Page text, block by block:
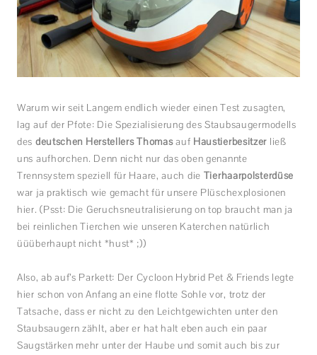
Warum wir seit Langem endlich wieder einen Test zusagten,
lag auf der Pfote: Die Spezialisierung des Staubsaugermodells
des deutschen Herstellers Thomasauf Haustierbesitzer ließ
uns aufhorchen. Denn nicht nur das oben genannte
Trennsystem speziell für Haare, auch die Tierhaarpolsterdüse
war ja praktisch wie gemacht für unsere Plüschexplosionen
hier. (Psst: Die Geruchsneutralisierung on top braucht man ja
bei reinlichen Tierchen wie unseren Katerchen natürlich
üüüberhaupt nicht *hust* ;))
Also, ab auf’s Parkett: Der Cycloon Hybrid Pet & Friends legte
hier schon von Anfang an eine flotte Sohle vor, trotz der
Tatsache, dass er nicht zu den Leichtgewichten unter den
Staubsaugern zählt, aber er hat halt eben auch ein paar
Saugstärken mehr unter der Haube und somit auch bis zur